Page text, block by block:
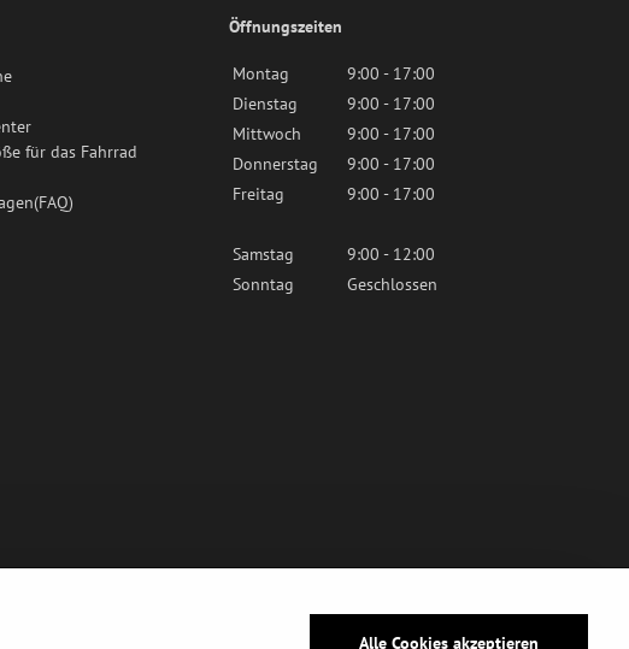
für das Fahrrad
Öffnungszeiten
Montag
9:00 - 17:00
Dienstag
9:00 - 17:00
Mittwoch
9:00 - 17:00
Donnerstag
9:00 - 17:00
Freitag
9:00 - 17:00
Samstag
9:00 - 12:00
Sonntag
Geschlossen
Alle Cookies akzeptieren